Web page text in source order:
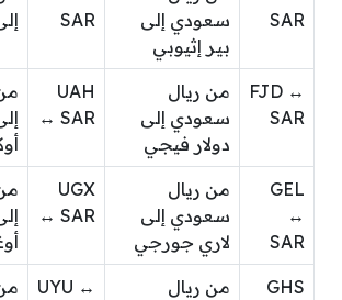
SAR
سعودي إلى
بير إثيوبي
SAR
FJD ↔
SAR
من ريال
سعودي إلى
دولار فيجي
UAH
↔ SAR
GEL
↔
SAR
من ريال
سعودي إلى
لاري جورجي
UGX
↔ SAR
GHS
من ريال
UYU ↔